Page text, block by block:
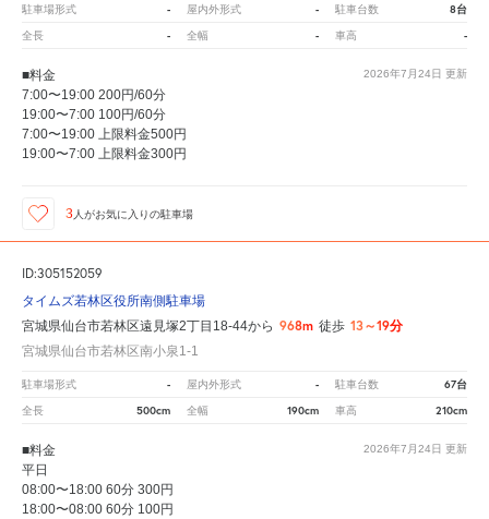
駐車場形式 - 屋内外形式 - 駐車台数 8台
全長 - 全幅 - 車高 -
2026年7月24日 更新
■料金
7:00〜19:00 200円/60分
19:00〜7:00 100円/60分
7:00〜19:00 上限料金500円
19:00〜7:00 上限料金300円
3 人がお気に入りの駐車場
ID:305152059
タイムズ若林区役所南側駐車場
宮城県仙台市若林区遠見塚2丁目18-44から 968m 徒歩 13～19分
宮城県仙台市若林区南小泉1-1
駐車場形式 - 屋内外形式 - 駐車台数 67台
全長 500cm 全幅 190cm 車高 210cm
2026年7月24日 更新
■料金
平日
08:00〜18:00 60分 300円
18:00〜08:00 60分 100円